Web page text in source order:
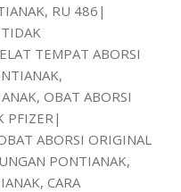
RU 486|
TEMPAT ABORSI
OBAT ABORSI
PFIZER|
ABORSI ORIGINAL
PONTIANAK,
CARA